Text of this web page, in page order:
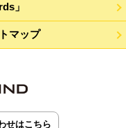
」
マップ
せはこちら